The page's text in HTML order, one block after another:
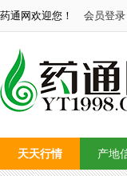
药通网欢迎您！ 会员登录
天天行情 产地